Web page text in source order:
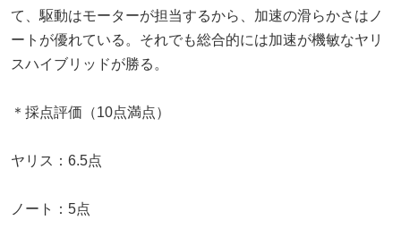
て、駆動はモーターが担当するから、加速の滑らかさはノ
ートが優れている。それでも総合的には加速が機敏なヤリ
スハイブリッドが勝る。
＊採点評価（10点満点）
ヤリス：6.5点
ノート：5点